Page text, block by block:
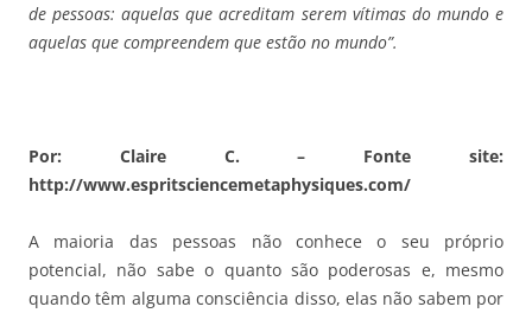
de pessoas: aquelas que acreditam serem vítimas do mundo e
aquelas que compreendem que estão no mundo”.
Por: Claire C. – Fonte site:
http://www.espritsciencemetaphysiques.com/
A maioria das pessoas não conhece o seu próprio
potencial, não sabe o quanto são poderosas e, mesmo
quando têm alguma consciência disso, elas não sabem por